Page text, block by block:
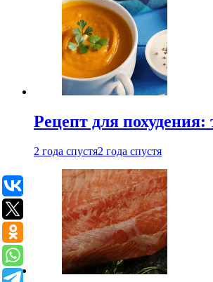
Рецепт для
2 года спустя2 года спустя